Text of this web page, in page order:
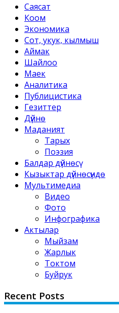
Саясат
Коом
Экономика
Сот, укук, кылмыш
Аймак
Шайлоо
Маек
Аналитика
Публицистика
Гезиттер
Дүйнө
Маданият
Тарых
Поэзия
Балдар дүйнөсү
Кызыктар дүйнөсүндө
Мультимедиа
Видео
Фото
Инфографика
Актылар
Мыйзам
Жарлык
Токтом
Буйрук
Recent Posts